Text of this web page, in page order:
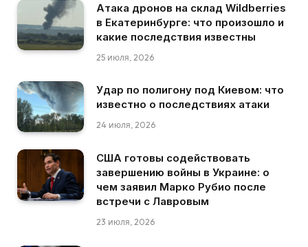
Атака дронов на склад Wildberries
в Екатеринбурге: что произошло и
какие последствия известны
25 июля, 2026
Удар по полигону под Киевом: что
известно о последствиях атаки
24 июля, 2026
США готовы содействовать
завершению войны в Украине: о
чем заявил Марко Рубио после
встречи с Лавровым
23 июля, 2026